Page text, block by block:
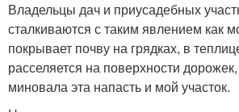
Владельцы дач и приусадебных
сталкиваются с таким явлением как
покрывает почву на грядках, в
расселяется на поверхности
миновала эта напасть и мой участок.